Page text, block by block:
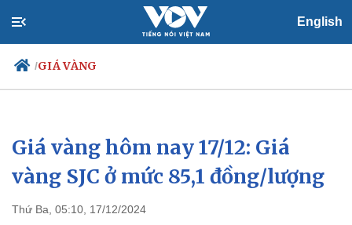
English
/GIÁ VÀNG
Chính trị
Đảng
Tổ chức nhân sự
Nhận diện sự thật
Xã hội
Tin 24h
Dự báo thời tiết
Giá vàng hôm nay 17/12: Giá
vàng SJC ở mức 85,1 đồng/lượng
Thứ Ba, 05:10, 17/12/2024